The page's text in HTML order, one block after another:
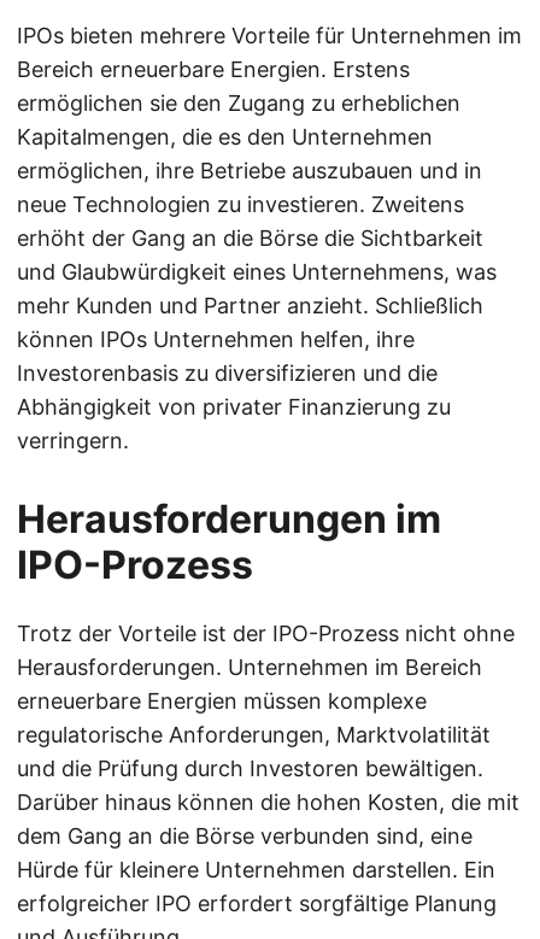
IPOs bieten mehrere Vorteile für Unternehmen im
Bereich erneuerbare Energien. Erstens
ermöglichen sie den Zugang zu erheblichen
Kapitalmengen, die es den Unternehmen
ermöglichen, ihre Betriebe auszubauen und in
neue Technologien zu investieren. Zweitens
erhöht der Gang an die Börse die Sichtbarkeit
und Glaubwürdigkeit eines Unternehmens, was
mehr Kunden und Partner anzieht. Schließlich
können IPOs Unternehmen helfen, ihre
Investorenbasis zu diversifizieren und die
Abhängigkeit von privater Finanzierung zu
verringern.
Herausforderungen im
IPO-Prozess
Trotz der Vorteile ist der IPO-Prozess nicht ohne
Herausforderungen. Unternehmen im Bereich
erneuerbare Energien müssen komplexe
regulatorische Anforderungen, Marktvolatilität
und die Prüfung durch Investoren bewältigen.
Darüber hinaus können die hohen Kosten, die mit
dem Gang an die Börse verbunden sind, eine
Hürde für kleinere Unternehmen darstellen. Ein
erfolgreicher IPO erfordert sorgfältige Planung